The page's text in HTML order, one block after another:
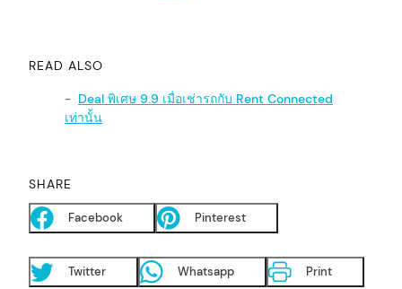
READ ALSO
Deal พิเศษ 9.9 เมื่อเช่ารถกับ Rent Connected
เท่านั้น
SHARE
Facebook Pinterest
Twitter Whatsapp Print